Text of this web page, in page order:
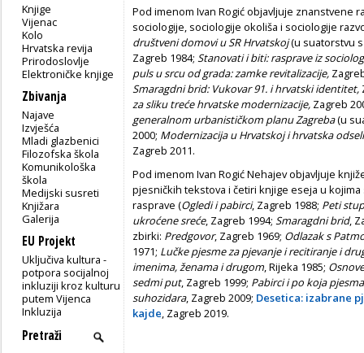
Knjige
Vijenac
Kolo
Hrvatska revija
Prirodoslovlje
Elektroničke knjige
Zbivanja
Najave
Izvješća
Mladi glazbenici
Filozofska škola
Komunikološka
škola
Medijski susreti
Knjižara
Galerija
EU Projekt
Uključiva kultura -
potpora socijalnoj
inkluziji kroz kulturu
putem Vijenca
Inkluzija
Pod imenom Ivan Rogić objavljuje znanstvene
sociologije, sociologije okoliša i sociologije
društveni domovi u SR Hrvatskoj(u suatorstvu
Zagreb 1984; Stanovati i biti: rasprave iz
puls u srcu od grada: zamke revitalizacije,
Smaragdni brid: Vukovar 91. i hrvatski identitet,
za sliku treće hrvatske modernizacije, Zagreb
generalnom urbanističkom planu Zagreba(u
2000; Modernizacija u Hrvatskoj i hrvatska
Zagreb 2011.
Pod imenom Ivan Rogić Nehajev objavljuje
pjesničkih tekstova i četiri knjige eseja u
rasprave (Ogledi i pabirci, Zagreb 1988; Peti
ukroćene sreće, Zagreb 1994; Smaragdni brid,
zbirki: Predgovor, Zagreb 1969; Odlazak s
1971; Lučke pjesme za pjevanje i recitiranje i
imenima, ženama i drugom, Rijeka 1985;
sedmi put, Zagreb 1999; Pabirci i po koja pjesma
suhozidara, Zagreb 2009; Desetica: izabrane
kajde, Zagreb 2019.